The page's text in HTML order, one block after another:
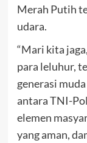
Merah Putih
udara.
“Mari kita
para leluhur,
generasi
antara TNI-
elemen
yang aman,